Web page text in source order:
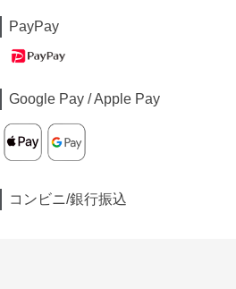
PayPay
Google Pay / Apple Pay
コンビニ/銀行振込